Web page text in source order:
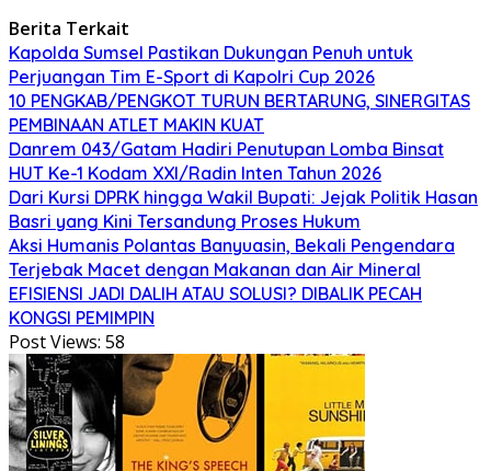
Berita Terkait
Kapolda Sumsel Pastikan Dukungan Penuh untuk
Perjuangan Tim E-Sport di Kapolri Cup 2026
10 PENGKAB/PENGKOT TURUN BERTARUNG, SINERGITAS
PEMBINAAN ATLET MAKIN KUAT
Danrem 043/Gatam Hadiri Penutupan Lomba Binsat
HUT Ke-1 Kodam XXI/Radin Inten Tahun 2026
Dari Kursi DPRK hingga Wakil Bupati: Jejak Politik Hasan
Basri yang Kini Tersandung Proses Hukum
Aksi Humanis Polantas Banyuasin, Bekali Pengendara
Terjebak Macet dengan Makanan dan Air Mineral
EFISIENSI JADI DALIH ATAU SOLUSI? DIBALIK PECAH
KONGSI PEMIMPIN
Post Views: 58